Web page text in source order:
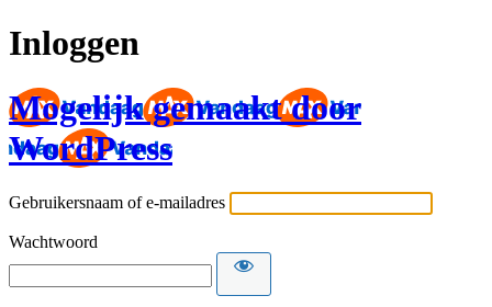
Inloggen
Mogelijk gemaakt door
WordPress
Gebruikersnaam of e-mailadres
Wachtwoord